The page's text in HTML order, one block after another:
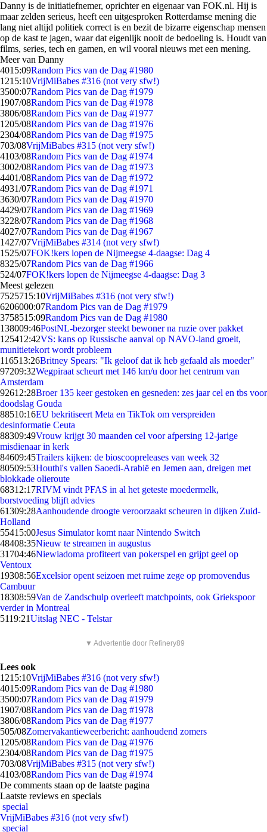
Danny is de initiatiefnemer, oprichter en eigenaar van FOK.nl. Hij is
maar zelden serieus, heeft een uitgesproken Rotterdamse mening die
lang niet altijd politiek correct is en bezit de bizarre eigenschap mensen
op de kast te jagen, waar dat eigenlijk nooit de bedoeling is. Houdt van
films, series, tech en gamen, en wil vooral nieuws met een mening.
Meer van Danny
4015:09Random Pics van de Dag #1980
1215:10VrijMiBabes #316 (not very sfw!)
3500:07Random Pics van de Dag #1979
1907/08Random Pics van de Dag #1978
3806/08Random Pics van de Dag #1977
1205/08Random Pics van de Dag #1976
2304/08Random Pics van de Dag #1975
703/08VrijMiBabes #315 (not very sfw!)
4103/08Random Pics van de Dag #1974
3002/08Random Pics van de Dag #1973
4401/08Random Pics van de Dag #1972
4931/07Random Pics van de Dag #1971
3630/07Random Pics van de Dag #1970
4429/07Random Pics van de Dag #1969
3228/07Random Pics van de Dag #1968
4027/07Random Pics van de Dag #1967
1427/07VrijMiBabes #314 (not very sfw!)
1525/07FOK!kers lopen de Nijmeegse 4-daagse: Dag 4
8325/07Random Pics van de Dag #1966
524/07FOK!kers lopen de Nijmeegse 4-daagse: Dag 3
Meest gelezen
7525715:10VrijMiBabes #316 (not very sfw!)
6206000:07Random Pics van de Dag #1979
3758515:09Random Pics van de Dag #1980
138009:46PostNL-bezorger steekt bewoner na ruzie over pakket
125412:42VS: kans op Russische aanval op NAVO-land groeit,
munitietekort wordt probleem
116513:26Britney Spears: "Ik geloof dat ik heb gefaald als moeder"
97209:32Wegpiraat scheurt met 146 km/u door het centrum van
Amsterdam
92612:28Broer 135 keer gestoken en gesneden: zes jaar cel en tbs voor
doodslag Gouda
88510:16EU bekritiseert Meta en TikTok om verspreiden
desinformatie Ceuta
88309:49Vrouw krijgt 30 maanden cel voor afpersing 12-jarige
misdienaar in kerk
84609:45Trailers kijken: de bioscoopreleases van week 32
80509:53Houthi's vallen Saoedi-Arabië en Jemen aan, dreigen met
blokkade olieroute
68312:17RIVM vindt PFAS in al het geteste moedermelk,
borstvoeding blijft advies
61309:28Aanhoudende droogte veroorzaakt scheuren in dijken Zuid-
Holland
55415:00Jesus Simulator komt naar Nintendo Switch
48408:35Nieuw te streamen in augustus
31704:46Niewiadoma profiteert van pokerspel en grijpt geel op
Ventoux
19308:56Excelsior opent seizoen met ruime zege op promovendus
Cambuur
18308:59Van de Zandschulp overleeft matchpoints, ook Griekspoor
verder in Montreal
5119:21Uitslag NEC - Telstar
▼ Advertentie door Refinery89
Lees ook
1215:10VrijMiBabes #316 (not very sfw!)
4015:09Random Pics van de Dag #1980
3500:07Random Pics van de Dag #1979
1907/08Random Pics van de Dag #1978
3806/08Random Pics van de Dag #1977
505/08Zomervakantieweerbericht: aanhoudend zomers
1205/08Random Pics van de Dag #1976
2304/08Random Pics van de Dag #1975
703/08VrijMiBabes #315 (not very sfw!)
4103/08Random Pics van de Dag #1974
De comments staan op de laatste pagina
Laatste reviews en specials
special
VrijMiBabes #316 (not very sfw!)
special